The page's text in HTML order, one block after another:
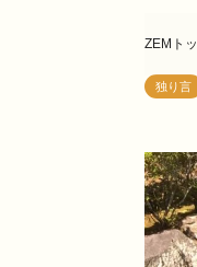
ZEMト
独り言